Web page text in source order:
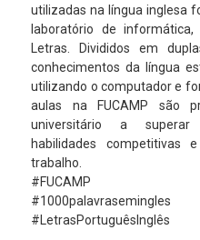
utilizadas na língua inglesa
laboratório de
Letras. Divididos em
conhecimentos da língua
utilizando o computador e
aulas na FUCAMP são
universitário a superar
habilidades competitivas
trabalho.
#FUCAMP
#LetrasPortuguêsInglês